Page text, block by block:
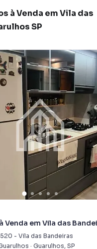
à Venda em Vila das
SP
Venda em Vila das
- Vila das Bandeiras
· Guarulhos, SP